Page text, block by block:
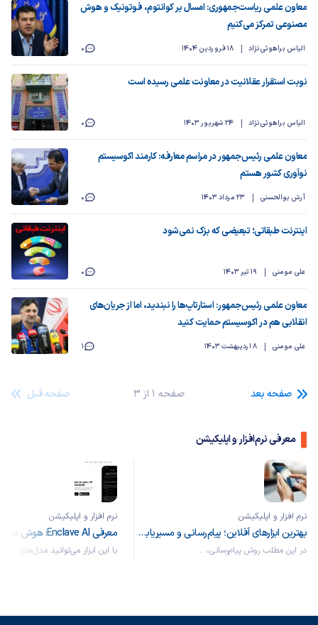
معاون علمی ریاست‌جمهوری: امسال بر کوانتوم، فوتونیک و هوش
مصنوعی تمرکز می‌کنیم
الیاس براهوئی‌نژاد 0 18 فروردین 1404
نوبت استقرار عقلانیت در معاونت علمی رسیده است
الیاس براهوئی‌نژاد 0 24 شهریور 1403
معاون علمی رئیس‌جمهور در مراسم معارفه: کارمند اکوسیستم
نوآوری کشور هستم
آرش بوالحسنی 0 23 مرداد 1403
اینترنت طبقاتی؛ تبعیضی که بزک نمی‌شود
علی مومنی 0 19 تیر 1403
معاون علمی رئیس‌جمهور:‌ استارتاپ‌ها را نبندید، اما از جریان‌های
انقلابی هم در اکوسیستم حمایت کنید
علی مومنی 1 8 اردیبهشت 1403
صفحه قبل صفحه 1 از 3 صفحه بعد
معرفی نرم‌افزار و اپلیکیشن
نرم افزار و اپلیکیشن
بهترین ابزارهای آفلاین؛ پیام‌رسانی و مسیریابی بدون نیاز به اینترنت
در این مطلب روش پیام‌رسانی، ...
نرم افزار و اپلیکیشن
با این ابزار می‌توانید مدل‌های ...